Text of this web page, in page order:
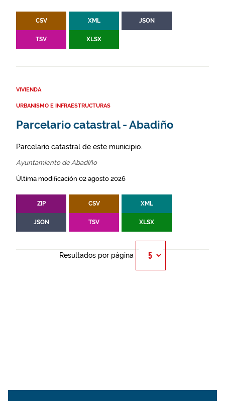
CSV XML JSON
TSV XLSX
VIVIENDA
URBANISMO E INFRAESTRUCTURAS
Parcelario catastral - Abadiño
Parcelario catastral de este municipio.
Ayuntamiento de Abadiño
Última modificación 02 agosto 2026
ZIP CSV XML
JSON TSV XLSX
Resultados por página